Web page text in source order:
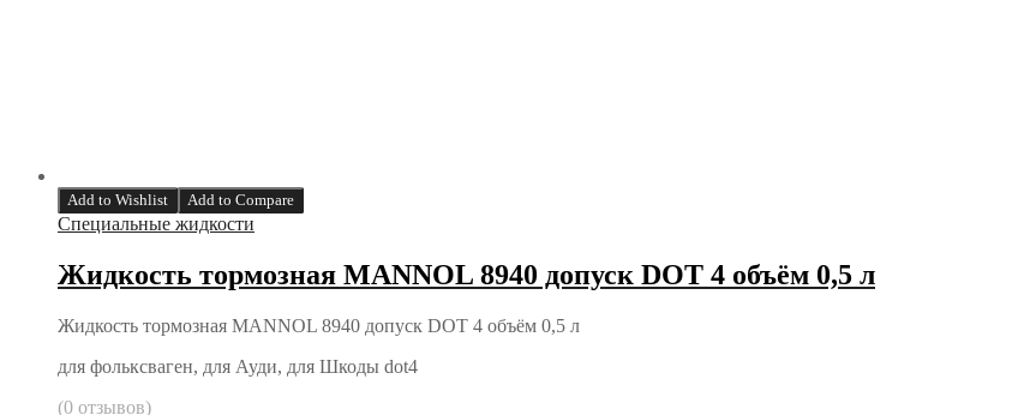
Add to Wishlist Add to Compare
Специальные жидкости
Жидкость тормозная MANNOL 8940 допуск DOT 4 объём 0,5 л
Жидкость тормозная MANNOL 8940 допуск DOT 4 объём 0,5 л
для фольксваген, для Ауди, для Шкоды dot4
(0 отзывов)